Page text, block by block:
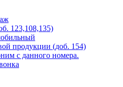
123,108,135)
продукции (доб. 154)
с данного номера.